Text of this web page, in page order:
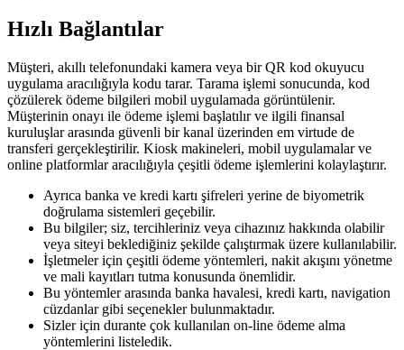
Hızlı Bağlantılar
Müşteri, akıllı telefonundaki kamera veya bir QR kod okuyucu
uygulama aracılığıyla kodu tarar. Tarama işlemi sonucunda, kod
çözülerek ödeme bilgileri mobil uygulamada görüntülenir.
Müşterinin onayı ile ödeme işlemi başlatılır ve ilgili finansal
kuruluşlar arasında güvenli bir kanal üzerinden em virtude de
transferi gerçekleştirilir. Kiosk makineleri, mobil uygulamalar ve
online platformlar aracılığıyla çeşitli ödeme işlemlerini kolaylaştırır.
Ayrıca banka ve kredi kartı şifreleri yerine de biyometrik
doğrulama sistemleri geçebilir.
Bu bilgiler; siz, tercihleriniz veya cihazınız hakkında olabilir
veya siteyi beklediğiniz şekilde çalıştırmak üzere kullanılabilir.
İşletmeler için çeşitli ödeme yöntemleri, nakit akışını yönetme
ve mali kayıtları tutma konusunda önemlidir.
Bu yöntemler arasında banka havalesi, kredi kartı, navigation
cüzdanlar gibi seçenekler bulunmaktadır.
Sizler için durante çok kullanılan on-line ödeme alma
yöntemlerini listeledik.